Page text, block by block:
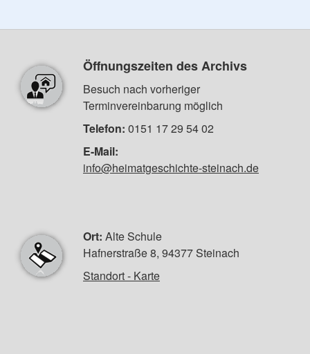
Öffnungszeiten des Archivs
Besuch nach vorheriger
Terminvereinbarung möglich
Telefon: 0151 17 29 54 02
E-Mail:
info@heimatgeschichte-steinach.de
Ort: Alte Schule
Hafnerstraße 8, 94377 Steinach
Standort - Karte